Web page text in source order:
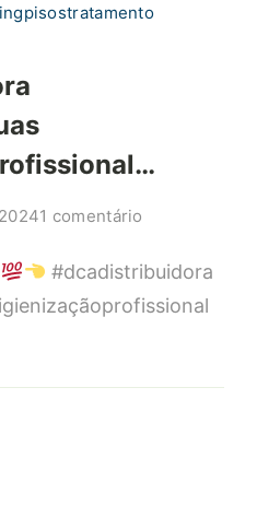
pisostratamento
1 comentário
limpa
calha
#dcadistribuidora